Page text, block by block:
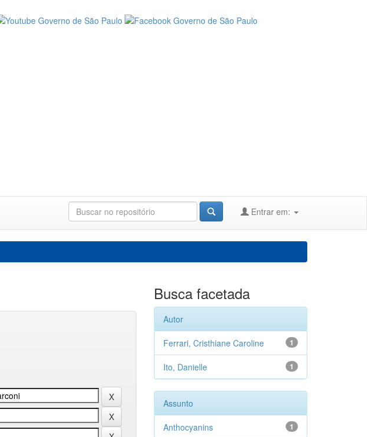
Entrar em:
Busca facetada
Autor
1
Ferrari, Cristhiane Caroline
1
Ito, Danielle
Assunto
1
Anthocyanins